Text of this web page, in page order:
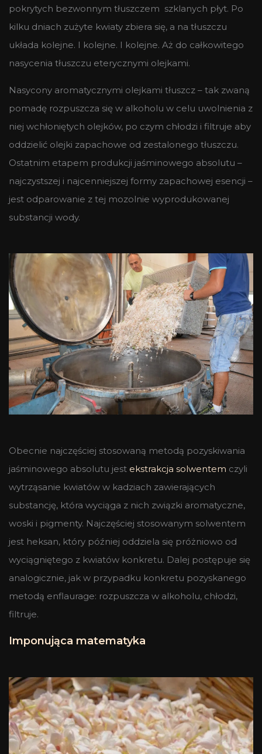
pokrytych bezwonnym tłuszczem szklanych płyt. Po
kilku dniach zużyte kwiaty zbiera się, a na tłuszczu
układa kolejne. I kolejne. I kolejne. Aż do całkowitego
nasycenia tłuszczu eterycznymi olejkami.
Nasycony aromatycznymi olejkami tłuszcz – tak zwaną
pomadę rozpuszcza się w alkoholu w celu uwolnienia z
niej wchłoniętych olejków, po czym chłodzi i filtruje aby
oddzielić olejki zapachowe od zestalonego tłuszczu.
Ostatnim etapem produkcji jaśminowego absolutu –
najczystszej i najcenniejszej formy zapachowej esencji –
jest odparowanie z tej mozolnie wyprodukowanej
substancji wody.
Obecnie najczęściej stosowaną metodą pozyskiwania
jaśminowego absolutu jest ekstrakcja solwentem czyli
wytrząsanie kwiatów w kadziach zawierających
substancję, która wyciąga z nich związki aromatyczne,
woski i pigmenty. Najczęściej stosowanym solwentem
jest heksan, który później oddziela się próżniowo od
wyciągniętego z kwiatów konkretu. Dalej postępuje się
analogicznie, jak w przypadku konkretu pozyskanego
metodą enflaurage: rozpuszcza w alkoholu, chłodzi,
filtruje.
Imponująca matematyka